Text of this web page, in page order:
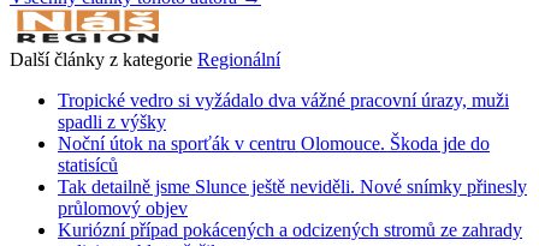
Další články z kategorie Regionální
Tropické vedro si vyžádalo dva vážné pracovní úrazy, muži
spadli z výšky
Noční útok na sporťák v centru Olomouce. Škoda jde do
statisíců
Tak detailně jsme Slunce ještě neviděli. Nové snímky přinesly
průlomový objev
Kuriózní případ pokácených a odcizených stromů ze zahrady